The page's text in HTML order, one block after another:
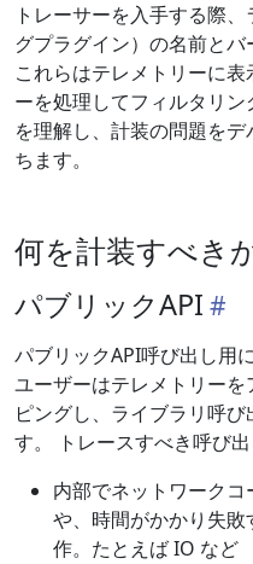
トレーサーを入手する際
グプラグイン）の名前とバ
これらはテレメトリーに
ーを処理してフィルタリ
を理解し、計装の問題を
ちます。
何を計装すべき
パブリックAPI
パブリックAPI呼び出し用
ユーザーはテレメトリー
ピングし、ライブラリ呼
す。 トレースすべき呼び出
内部でネットワーク
や、時間がかかり失
作。たとえば IO など